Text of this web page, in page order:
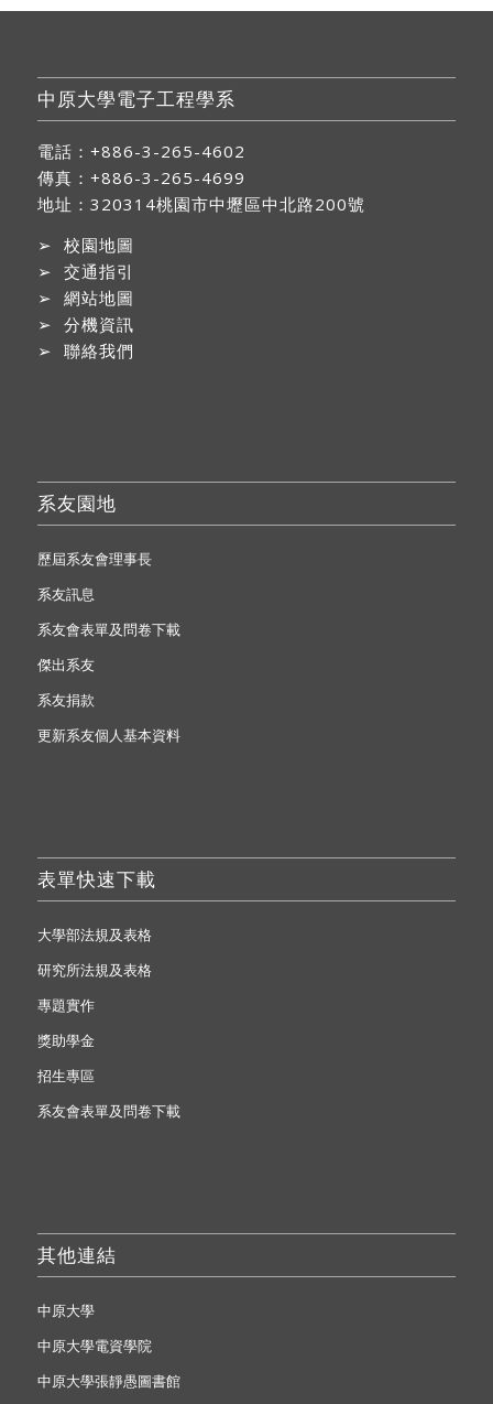
中原大學電子工程學系
電話：+886-3-265-4602
傳真：+886-3-265-4699
地址： 320314桃園市中壢區中北路200號
➢ 校園地圖
➢ 交通指引
➢ 網站地圖
➢ 分機資訊
➢ 聯絡我們
系友園地
歷屆系友會理事長
系友訊息
系友會表單及問卷下載
傑出系友
系友捐款
更新系友個人基本資料
表單快速下載
大學部法規及表格
研究所法規及表格
專題實作
獎助學金
招生專區
系友會表單及問卷下載
其他連結
中原大學
中原大學電資學院
中原大學張靜愚圖書館